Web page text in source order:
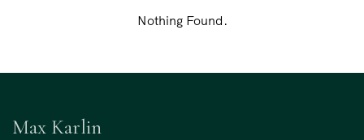
Nothing Found.
Max Karlin